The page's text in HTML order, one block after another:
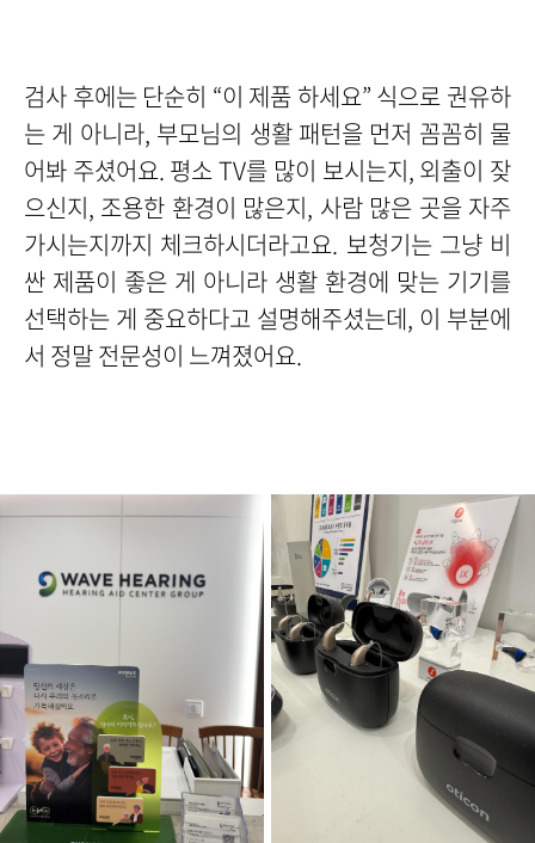
검사 후에는 단순히 “이 제품 하세요” 식으로 권유하
는 게 아니라, 부모님의 생활 패턴을 먼저 꼼꼼히 물
어봐 주셨어요. 평소 TV를 많이 보시는지, 외출이 잦
으신지, 조용한 환경이 많은지, 사람 많은 곳을 자주
가시는지까지 체크하시더라고요. 보청기는 그냥 비
싼 제품이 좋은 게 아니라 생활 환경에 맞는 기기를
선택하는 게 중요하다고 설명해주셨는데, 이 부분에
서 정말 전문성이 느껴졌어요.